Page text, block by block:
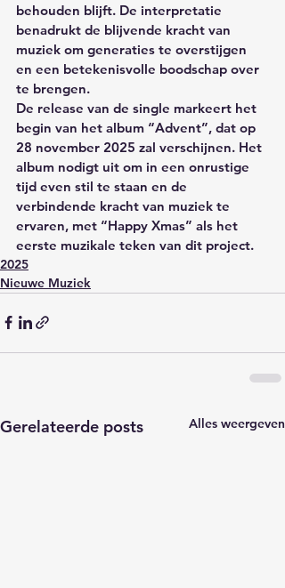
behouden blijft. De interpretatie
benadrukt de blijvende kracht van
muziek om generaties te overstijgen
en een betekenisvolle boodschap over
te brengen.
De release van de single markeert het
begin van het album “Advent”, dat op
28 november 2025 zal verschijnen. Het
album nodigt uit om in een onrustige
tijd even stil te staan en de
verbindende kracht van muziek te
ervaren, met “Happy Xmas” als het
eerste muzikale teken van dit project.
2025
Nieuwe Muziek
Gerelateerde posts Alles weergeven